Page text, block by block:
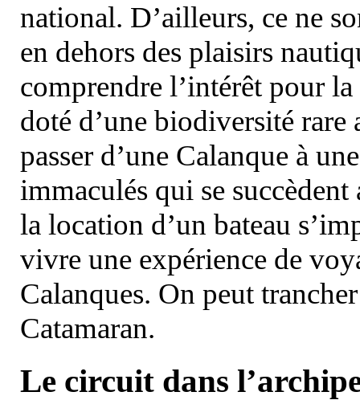
national. D’ailleurs, ce ne
en dehors des plaisirs
comprendre l’intérêt pour
doté d’une biodiversité
passer d’une Calanque à
immaculés qui se
la location d’un bateau
vivre une expérience de
Calanques. On peut
Catamaran.
Le circuit dans